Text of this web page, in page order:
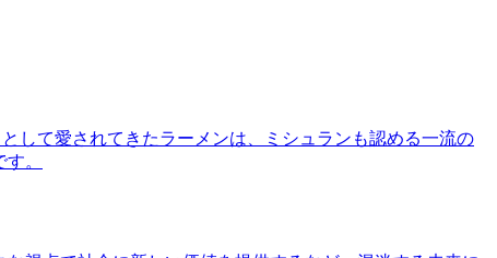
して愛されてきたラーメンは、ミシュランも認める一流の
。